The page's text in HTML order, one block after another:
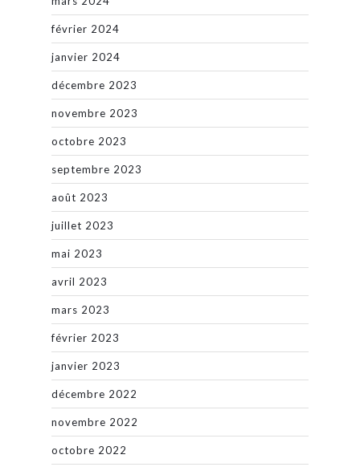
février 2024
janvier 2024
décembre 2023
novembre 2023
octobre 2023
septembre 2023
août 2023
juillet 2023
mai 2023
avril 2023
mars 2023
février 2023
janvier 2023
décembre 2022
novembre 2022
octobre 2022